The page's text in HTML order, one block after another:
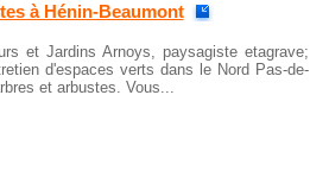
à Hénin-Beaumont
et Jardins Arnoys, paysagiste etagrave;
d'espaces verts dans le Nord Pas-de-
et arbustes. Vous...